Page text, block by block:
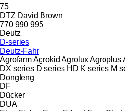
75
DTZ David Brown
770 990 995
Deutz
D-series
Deutz-Fahr
AgrofarmAgrokid AgroluxAgroplus
DX series D series HD K series M
Dongfeng
DF
Dücker
DUA